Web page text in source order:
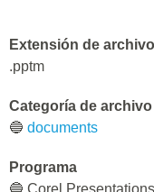
Extensión de archivo
.pptm
Categoría de archivo
🔵 documents
Programa
🔵 Corel